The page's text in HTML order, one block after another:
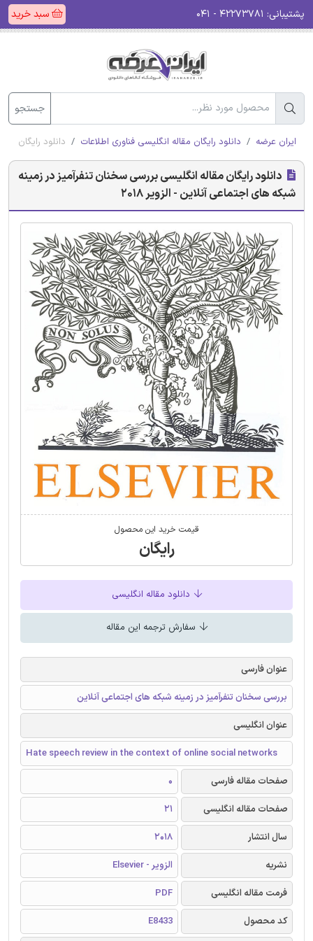
پشتیبانی: سبد خرید
جستجو
ایران عرضه دانلود رایگان مقاله انگلیسی فناوری اطلاعات دانلود رایگان
دانلود رایگان مقاله انگلیسی بررسی سخنان تنفرآمیز در زمینه
شبکه های اجتماعی آنلاین - الزویر 2018
قیمت خرید این محصول
رایگان
دانلود مقاله انگلیسی
سفارش ترجمه این مقاله
عنوان فارسی
بررسی سخنان تنفرآمیز در زمینه شبکه های اجتماعی آنلاین
عنوان انگلیسی
Hate speech review in the context of online social networks
صفحات مقاله فارسی
0
صفحات مقاله انگلیسی
21
سال انتشار
2018
نشریه
الزویر - Elsevier
فرمت مقاله انگلیسی
PDF
کد محصول
E8433